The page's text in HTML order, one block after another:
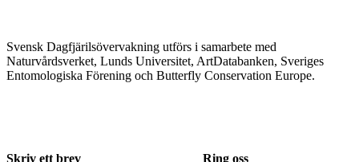
Svensk Dagfjärilsövervakning utförs i samarbete med
Naturvårdsverket, Lunds Universitet, ArtDatabanken, Sveriges
Entomologiska Förening och Butterfly Conservation Europe.
Skriv ett brev Ring oss